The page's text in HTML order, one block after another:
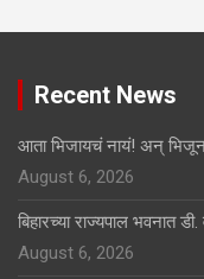
Recent News
आता भिजायचं नायं! अन्
August 6, 2026
बिहारच्या राज्यपाल भवनात
August 6, 2026